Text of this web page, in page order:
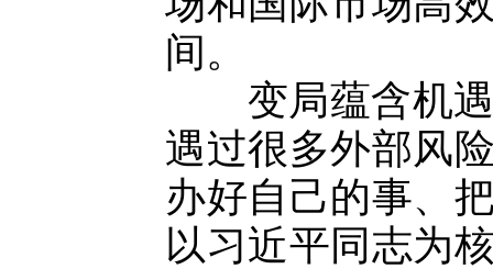
间。
变局蕴含机遇
遇过很多外部风
办好自己的事、
以习近平同志为